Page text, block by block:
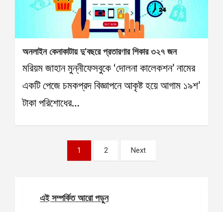
অনলাইন কেনাকাটায় দু’বছরে প্রতারণার শিকার ৩২৭ জন
মরিয়ম জাহান মুন্নীফেসবুকে ‘দোলনা কালেকশন’ নামের
একটি পেজে চমকপ্রদ বিজ্ঞাপনে আকৃষ্ট হয়ে আগাম ১৯শ’
টাকা পরিশোধের…
pagination
1 2 Next
এই সম্পর্কিত আরো পড়ুন